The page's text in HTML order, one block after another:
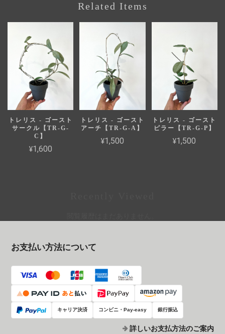
Related Items
トレリス - ゴースト
サークル【TR-G-
C】
¥1,600
トレリス - ゴースト
アーチ【TR-G-A】
¥1,500
トレリス - ゴースト
ピラー【TR-G-P】
¥1,500
お支払い方法について
キャリア決済 コンビニ・Pay-easy 銀行振込
詳しいお支払方法のご案内